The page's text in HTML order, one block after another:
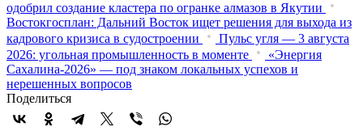
одобрил создание кластера по огранке алмазов в Якутии
Востокгосплан: Дальний Восток ищет решения для выхода из
кадрового кризиса в судостроении
Пульс угля — 3 августа
2026: угольная промышленность в моменте
«Энергия
Сахалина-2026» — под знаком локальных успехов и
нерешенных вопросов
Поделиться